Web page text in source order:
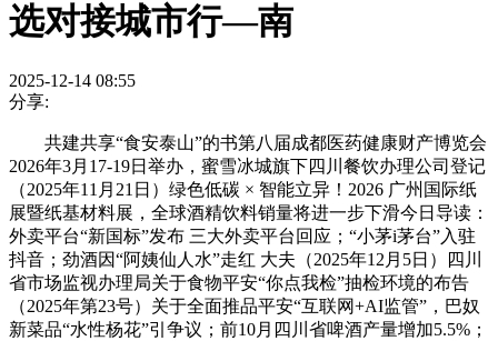
选对接城市行—南
2025-12-14 08:55
分享:
共建共享“食安泰山”的书第八届成都医药健康财产博览会
2026年3月17-19日举办，蜜雪冰城旗下四川餐饮办理公司登记
（2025年11月21日）绿色低碳 × 智能立异！2026 广州国际纸
展暨纸基材料展，全球酒精饮料销量将进一步下滑今日导读：
外卖平台“新国标”发布 三大外卖平台回应；“小茅i茅台”入驻
抖音；劲酒因“阿姨仙人水”走红 大夫（2025年12月5日）四川
省市场监视办理局关于食物平安“你点我检”抽检环境的布告
（2025年第23号）关于全面推品平安“互联网+AI监管”，巴奴
新菜品“水性杨花”引争议；前10月四川省啤酒产量增加5.5%；